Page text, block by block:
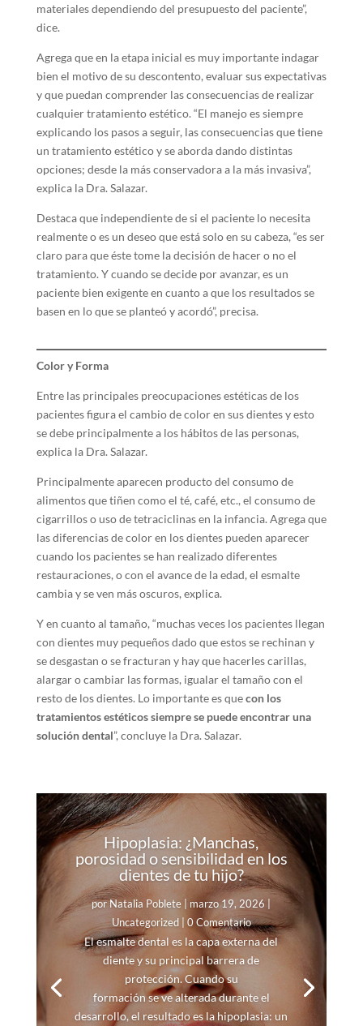
materiales dependiendo del presupuesto del paciente”,
dice.
Agrega que en la etapa inicial es muy importante indagar
bien el motivo de su descontento, evaluar sus expectativas
y que puedan comprender las consecuencias de realizar
cualquier tratamiento estético. “El manejo es siempre
explicando los pasos a seguir, las consecuencias que tiene
un tratamiento estético y se aborda dando distintas
opciones; desde la más conservadora a la más invasiva”,
explica la Dra. Salazar.
Destaca que independiente de si el paciente lo necesita
realmente o es un deseo que está solo en su cabeza, “es ser
claro para que éste tome la decisión de hacer o no el
tratamiento. Y cuando se decide por avanzar, es un
paciente bien exigente en cuanto a que los resultados se
basen en lo que se planteó y acordó”, precisa.
Color y Forma
Entre las principales preocupaciones estéticas de los
pacientes figura el cambio de color en sus dientes y esto
se debe principalmente a los hábitos de las personas,
explica la Dra. Salazar.
Principalmente aparecen producto del consumo de
alimentos que tiñen como el té, café, etc., el consumo de
cigarrillos o uso de tetraciclinas en la infancia. Agrega que
las diferencias de color en los dientes pueden aparecer
cuando los pacientes se han realizado diferentes
restauraciones, o con el avance de la edad, el esmalte
cambia y se ven más oscuros, explica.
Y en cuanto al tamaño, “muchas veces los pacientes llegan
con dientes muy pequeños dado que estos se rechinan y
se desgastan o se fracturan y hay que hacerles carillas,
alargar o cambiar las formas, igualar el tamaño con el
resto de los dientes. Lo importante es quecon los
tratamientos estéticos siempre se puede encontrar una
solución dental”, concluye la Dra. Salazar.
Hipoplasia: ¿Manchas,
porosidad o sensibilidad en los
dientes de tu hijo?
porNatalia Poblete marzo 19, 2026
Uncategorized| 0 Comentario
El esmalte dental es la capa externa del
diente y su principal barrera de
protección. Cuando su
formación se ve alterada durante el
desarrollo, el resultado es la hipoplasia: un